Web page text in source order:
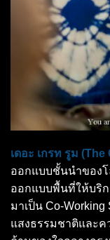
เดอะ เกรท รูม
ออกแบบชั้นนำของโ
ออกแบบพื้นที่ให้บริก
มาเป็น Co-
แสงธรรมชาติและ